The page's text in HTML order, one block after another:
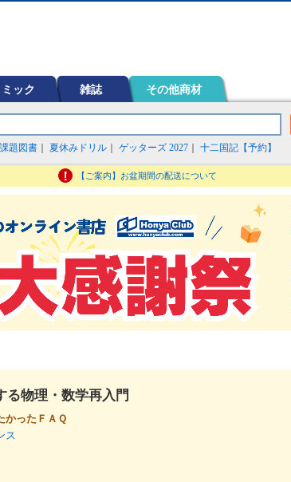
ミック 雑誌 その他商材
課題図書 夏休みドリル ゲッターズ 2027 十二国記【予約】
【ご案内】お盆期間の配送について
る物理・数学再入門
かったＦＡＱ
ス